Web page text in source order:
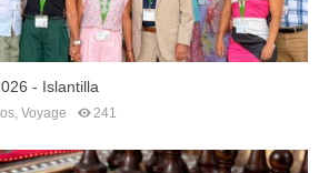
- Islantilla
,Voyage 241